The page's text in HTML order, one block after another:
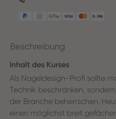
Beschreibung
Inhalt des Kurses
Als Nageldesign-Profi sollte
Technik beschränken,
der Branche beherrschen.
einen möglichst breit